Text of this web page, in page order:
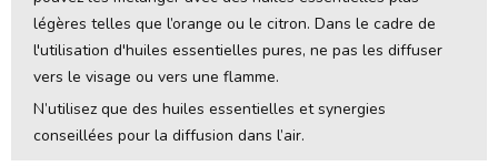
légères telles que l’orange ou le citron. Dans le cadre de
l'utilisation d'huiles essentielles pures, ne pas les diffuser
vers le visage ou vers une flamme.
N’utilisez que des huiles essentielles et synergies
conseillées pour la diffusion dans l’air.